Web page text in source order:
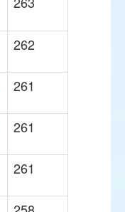
262
261
261
261